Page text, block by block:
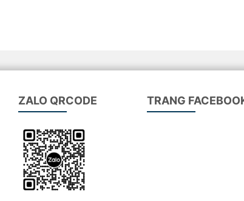
ZALO QRCODE TRANG